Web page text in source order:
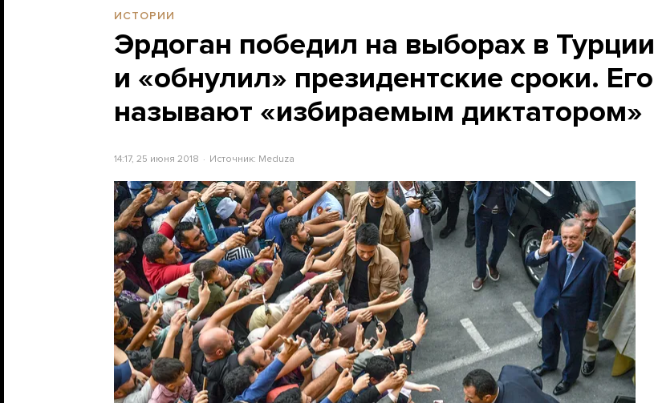
ИСТОРИИ
Эрдоган победил на выборах в Турции
и «обнулил» президентские сроки. Его
называют «избираемым диктатором»
14:17, 25 июня 2018 Источник: Meduza